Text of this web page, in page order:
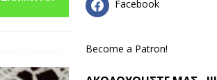
Facebook
Become a Patron!